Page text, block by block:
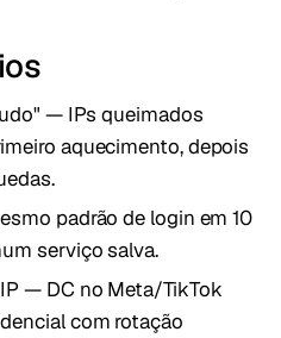
— IPs queimados
aquecimento, depois
padrão de login em 10
serviço salva.
— DC no Meta/TikTok
com rotação